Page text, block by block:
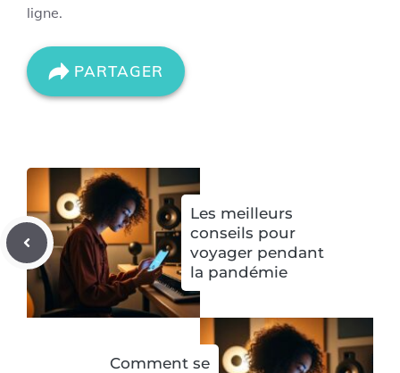
ligne.
PARTAGER
Les meilleurs
conseils pour
voyager pendant
la pandémie
Comment se